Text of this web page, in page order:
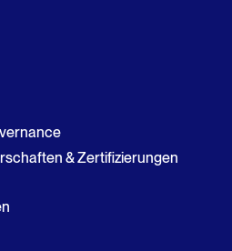
& Zertifizierungen